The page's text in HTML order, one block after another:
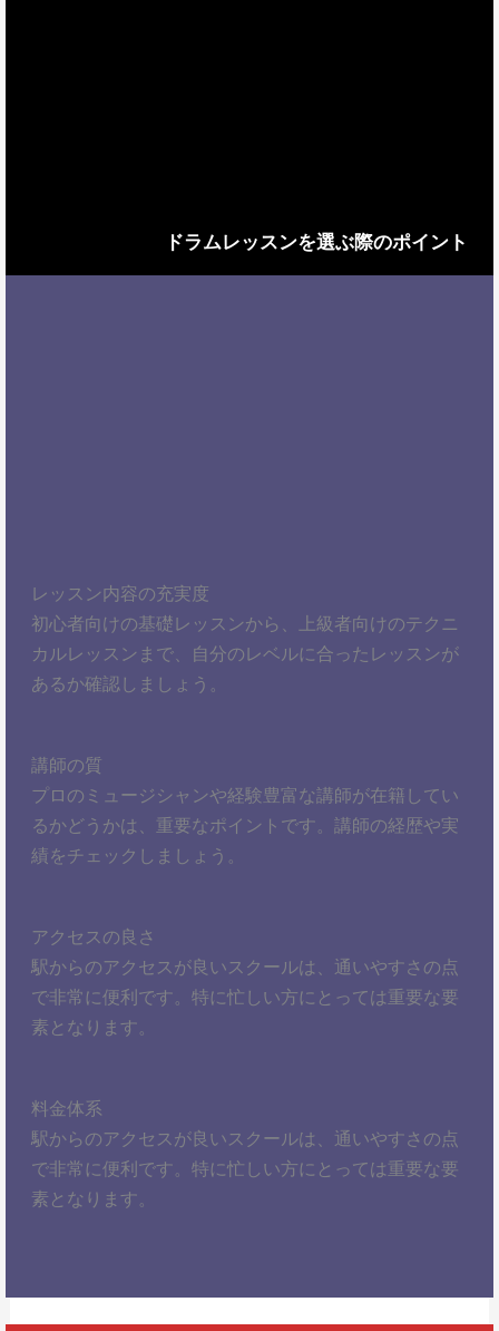
ドラムレッスンを選ぶ際のポイント
レッスン内容の充実度
初心者向けの基礎レッスンから、上級者向けのテクニ
カルレッスンまで、自分のレベルに合ったレッスンが
あるか確認しましょう。
講師の質
プロのミュージシャンや経験豊富な講師が在籍してい
るかどうかは、重要なポイントです。講師の経歴や実
績をチェックしましょう。
アクセスの良さ
駅からのアクセスが良いスクールは、通いやすさの点
で非常に便利です。特に忙しい方にとっては重要な要
素となります。
料金体系
駅からのアクセスが良いスクールは、通いやすさの点
で非常に便利です。特に忙しい方にとっては重要な要
素となります。